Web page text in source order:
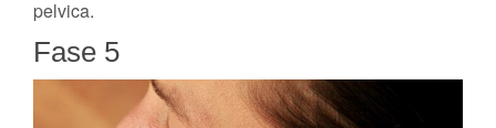
pelvica.
Fase 5